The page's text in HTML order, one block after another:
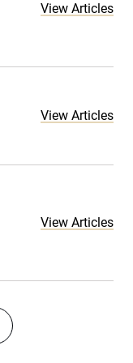
View Articles
View Articles
View Articles